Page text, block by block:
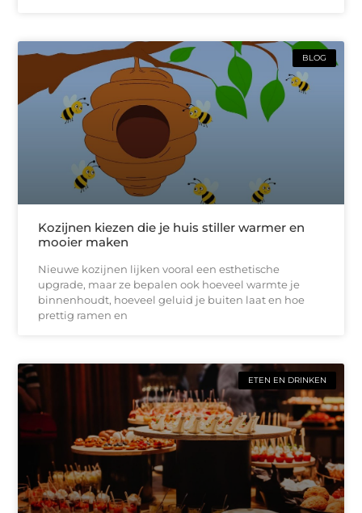
BLOG
Kozijnen kiezen die je huis stiller warmer en
mooier maken
Nieuwe kozijnen lijken vooral een esthetische
upgrade, maar ze bepalen ook hoeveel warmte je
binnenhoudt, hoeveel geluid je buiten laat en hoe
prettig ramen en
ETEN EN DRINKEN